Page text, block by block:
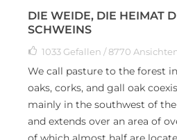
DIE WEIDE, DIE HEIMAT
SCHWEINS
1033 Gefallen / 8770
We call pasture to the forest
oaks, corks, and gall oak
mainly in the southwest of
and extends over an area of